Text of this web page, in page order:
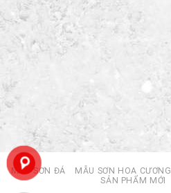
MẪU SƠN ĐÁ MẪU SƠN HOA CƯƠNG
SẢN PHẨM MỚI